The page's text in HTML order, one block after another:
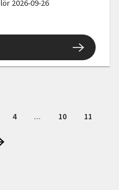
lör 2026-09-26
4 ... 10 11